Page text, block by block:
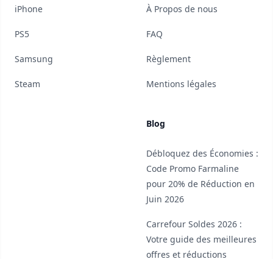
iPhone
PS5
Samsung
Steam
À Propos de nous
FAQ
Règlement
Mentions légales
Blog
Débloquez des Économies :
Code Promo Farmaline
pour 20% de Réduction en
Juin 2026
Carrefour Soldes 2026 :
Votre guide des meilleures
offres et réductions